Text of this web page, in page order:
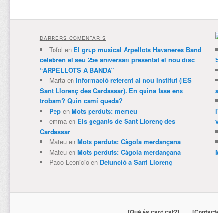
DARRERS COMENTARIS
Tofol en El grup musical Arpellots Havaneres Band
celebren el seu 25è aniversari presentat el nou disc
“ARPELLOTS A BANDA”
Martaen Informació referent al nou Institut (IES
Sant Llorenç des Cardassar). En quina fase ens
trobam? Quin camí queda?
Pepen Mots perduts: memeu
emmaen Els gegants de Sant Llorenç des
Cardassar
Mateuen Mots perduts: Càgola merdançana
Mateuen Mots perduts: Càgola merdançana
Paco Leonicioen Defunció a Sant Llorenç